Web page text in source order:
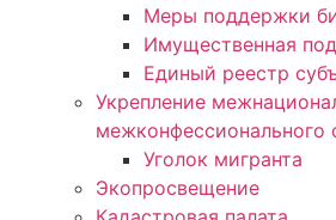
Меры поддержки
Имущественная
Единый реестр
Укрепление
межконфессионального
Уголок мигранта
Экопросвещение